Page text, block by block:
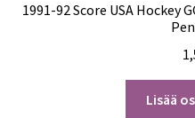
1991-92 Score USA Hockey
Lisää